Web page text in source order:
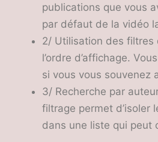
publications que vous
par défaut de la vidéo
2/ Utilisation des filtres
l’ordre d’affichage.
si vous vous souvenez
3/ Recherche par
filtrage permet d’isoler
dans une liste qui peut